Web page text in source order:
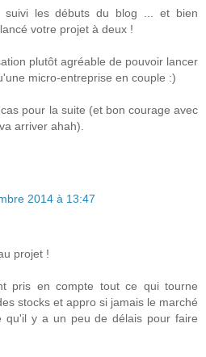
suivi les débuts du blog ... et bien
votre projet à deux !
plutôt agréable de pouvoir lancer
micro-entreprise en couple :)
pour la suite (et bon courage avec
arriver ahah).
2014 à 13:47
projet !
pris en compte tout ce qui tourne
stocks et appro si jamais le marché
qu'il y a un peu de délais pour faire